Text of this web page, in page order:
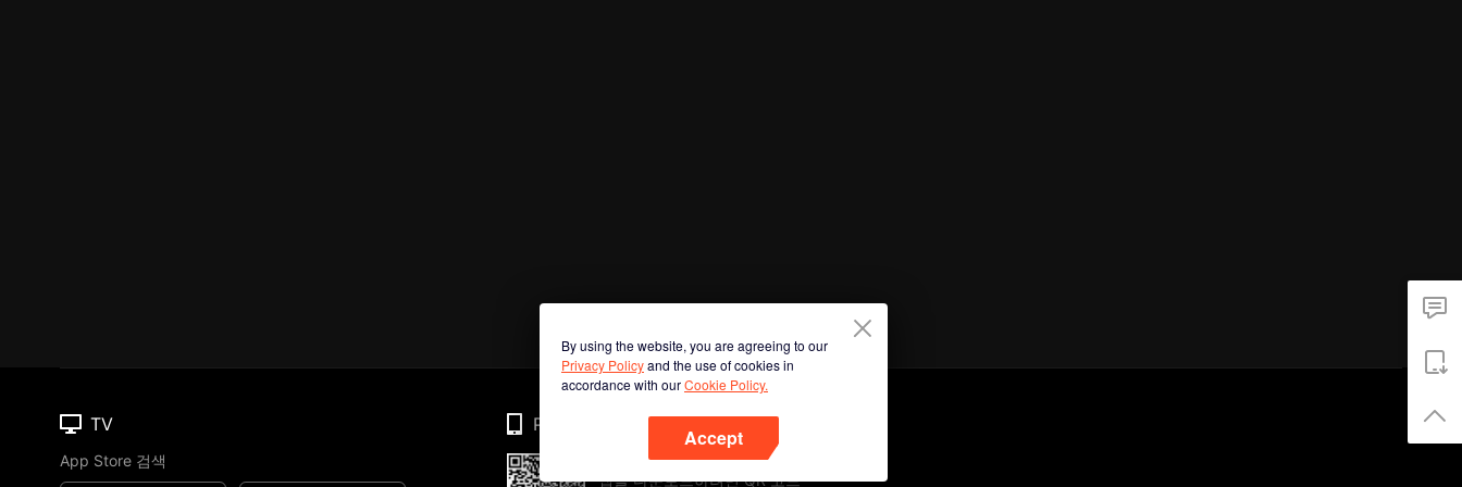
By using the website, you are agreeing to our
Privacy Policyand the use of cookies in
accordance with ourCookie Policy.
Accept
TV
App Store 검색
Phone
앱을 다운로드하려면 QR 코드